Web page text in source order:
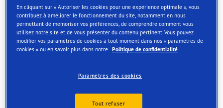
Services disponibles en ligne et en magasin
Contact Services
En cliquant sur « Autoriser les cookies pour une expérience optimale », vous
contribuez à améliorer le fonctionnement du site, notamment en nous
permettant de mémoriser vos préférences, de comprendre comment vous
utilisez notre site et de vous présenter du contenu pertinent. Vous pouvez
modifier vos paramètres de cookies à tout moment dans nos « paramètres de
cookies » ou en savoir plus dans notre Politique de confidentialité
Paramètres des cookies
Tout refuser